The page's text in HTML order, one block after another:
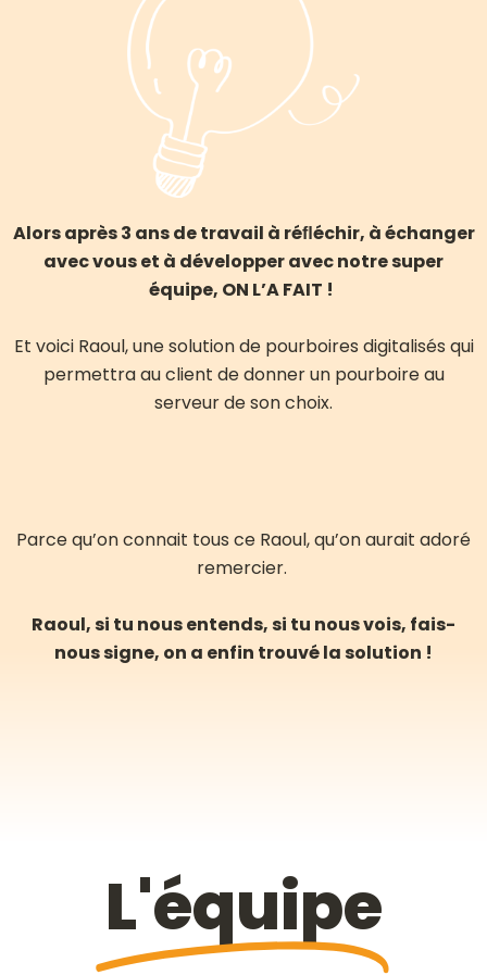
Alors après 3 ans de travail à réﬂéchir, à échanger
avec vous et à développer avec notre super
équipe, ON L’A FAIT !
Et voici Raoul, une solution de pourboires digitalisés qui
permettra au client de donner un pourboire au
serveur de son choix.
Parce qu’on connait tous ce Raoul, qu’on aurait adoré
remercier.
Raoul, si tu nous entends, si tu nous vois, fais-
nous signe, on a enfin trouvé la solution !
L'équipe